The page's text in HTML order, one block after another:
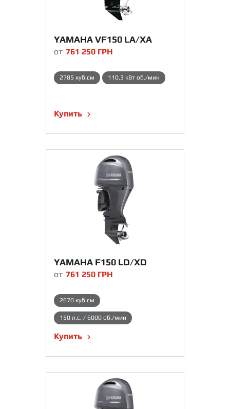
YAMAHA VF150 LA/XA
от 761 250 ГРН
2785 куб.см 110,3 кВт об./мин
Купить
YAMAHA F150 LD/XD
от 761 250 ГРН
2670 куб.см
150 л.с. / 6000 об./мин
Купить